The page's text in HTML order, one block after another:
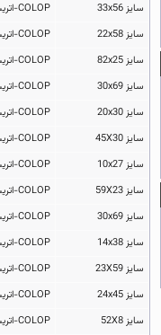
سایز 33x56
COLOP-اتریش
سایز 22x58
COLOP-اتریش
سایز 82x25
COLOP-اتریش
سایز 30x69
COLOP-اتریش
سایز 20x30
COLOP-اتریش
سایز 45X30
COLOP-اتریش
سایز 10x27
COLOP-اتریش
سایز 59X23
COLOP-اتریش
سایز 30x69
COLOP-اتریش
سایز 14x38
COLOP-اتریش
سایز 23X59
COLOP-اتریش
سایز 24x45
COLOP-اتریش
سایز 52X8
COLOP-اتریش